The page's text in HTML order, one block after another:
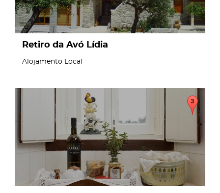
Retiro da Avó Lídia
Alojamento Local